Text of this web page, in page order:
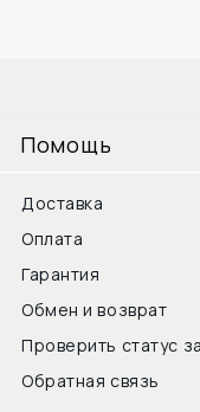
Помощь
Доставка
Оплата
Гарантия
Обмен и возврат
Проверить статус
Обратная связь